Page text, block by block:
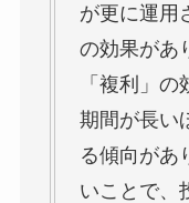
が更に運用
の効果があ
「複利」
期間が長い
る傾向があ
いことで、